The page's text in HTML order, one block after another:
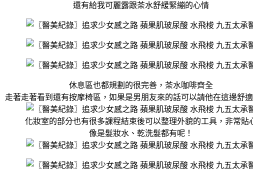
還有給我可麗露跟茶水舒緩緊繃的心情
休息區也都規劃的很完善，茶水咖啡齊全
走著走著看到還有按摩椅區，如果是男朋友來的話可以請他在這邊舒
化妝室的部分也有很多課程結束後可以整理外貌的工具，非常貼
像是髮妝水、乾洗髮都有呢！